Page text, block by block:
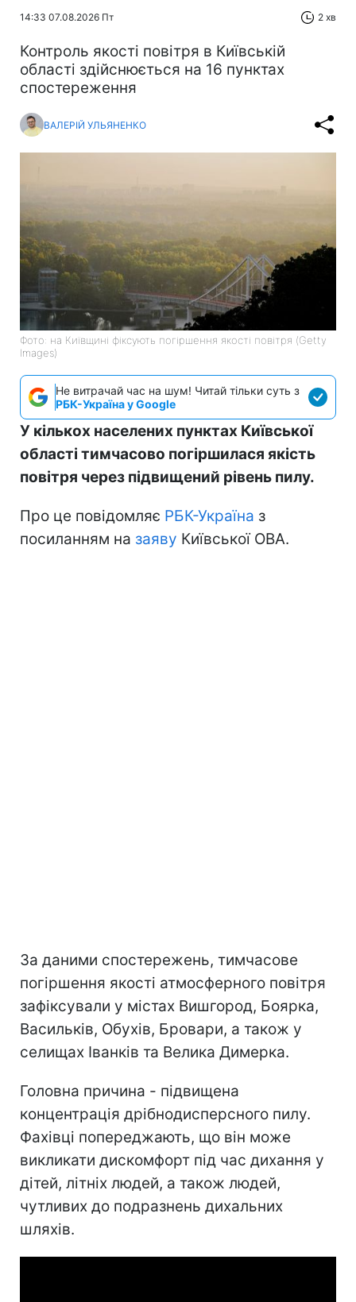
14:33 07.08.2026 Пт 2 хв
Контроль якості повітря в Київській
області здійснюється на 16 пунктах
спостереження
ВАЛЕРІЙ УЛЬЯНЕНКО
Фото: на Київщині фіксують погіршення якості повітря (Getty
Images)
Не витрачай час на шум! Читай тільки суть з
РБК-Україна у Google
У кількох населених пунктах Київської
області тимчасово погіршилася якість
повітря через підвищений рівень пилу.
Про це повідомляє РБК-Україна з
посиланням на заяву Київської ОВА.
За даними спостережень, тимчасове
погіршення якості атмосферного повітря
зафіксували у містах Вишгород, Боярка,
Васильків, Обухів, Бровари, а також у
селищах Іванків та Велика Димерка.
Головна причина - підвищена
концентрація дрібнодисперсного пилу.
Фахівці попереджають, що він може
викликати дискомфорт під час дихання у
дітей, літніх людей, а також людей,
чутливих до подразнень дихальних
шляхів.